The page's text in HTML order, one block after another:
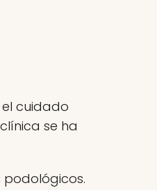
el cuidado
se ha